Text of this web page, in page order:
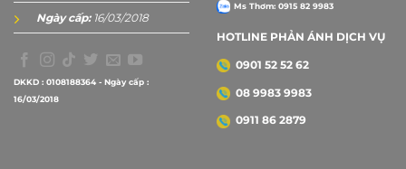
Ngày cấp:16/03/2018
DKKD : 0108188364 - Ngày cấp :
16/03/2018
Ms Thơm: 0915 82 9983
HOTLINE PHẢN ÁNH DỊCH VỤ
0901 52 52 62
08 9983 9983
0911 86 2879